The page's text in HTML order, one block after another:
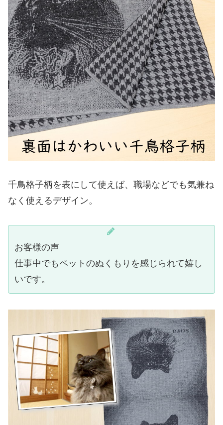
千鳥格子柄を表にして使えば、職場などでも気兼ね
なく使えるデザイン。
お客様の声
仕事中でもペットのぬくもりを感じられて嬉し
いです。